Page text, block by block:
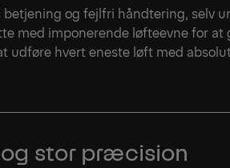
og fejlfri håndtering, selv
med imponerende løfteevne for at
udføre hvert eneste løft med
stor præcision